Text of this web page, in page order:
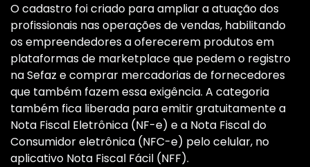
O cadastro foi criado para ampliar a atuação dos
profissionais nas operações de vendas, habilitando
os empreendedores a oferecerem produtos em
plataformas de marketplace que pedem o registro
na Sefaz e comprar mercadorias de fornecedores
que também fazem essa exigência. A categoria
também fica liberada para emitir gratuitamente a
Nota Fiscal Eletrônica (NF-e) e a Nota Fiscal do
Consumidor eletrônica (NFC-e) pelo celular, no
aplicativo Nota Fiscal Fácil (NFF).